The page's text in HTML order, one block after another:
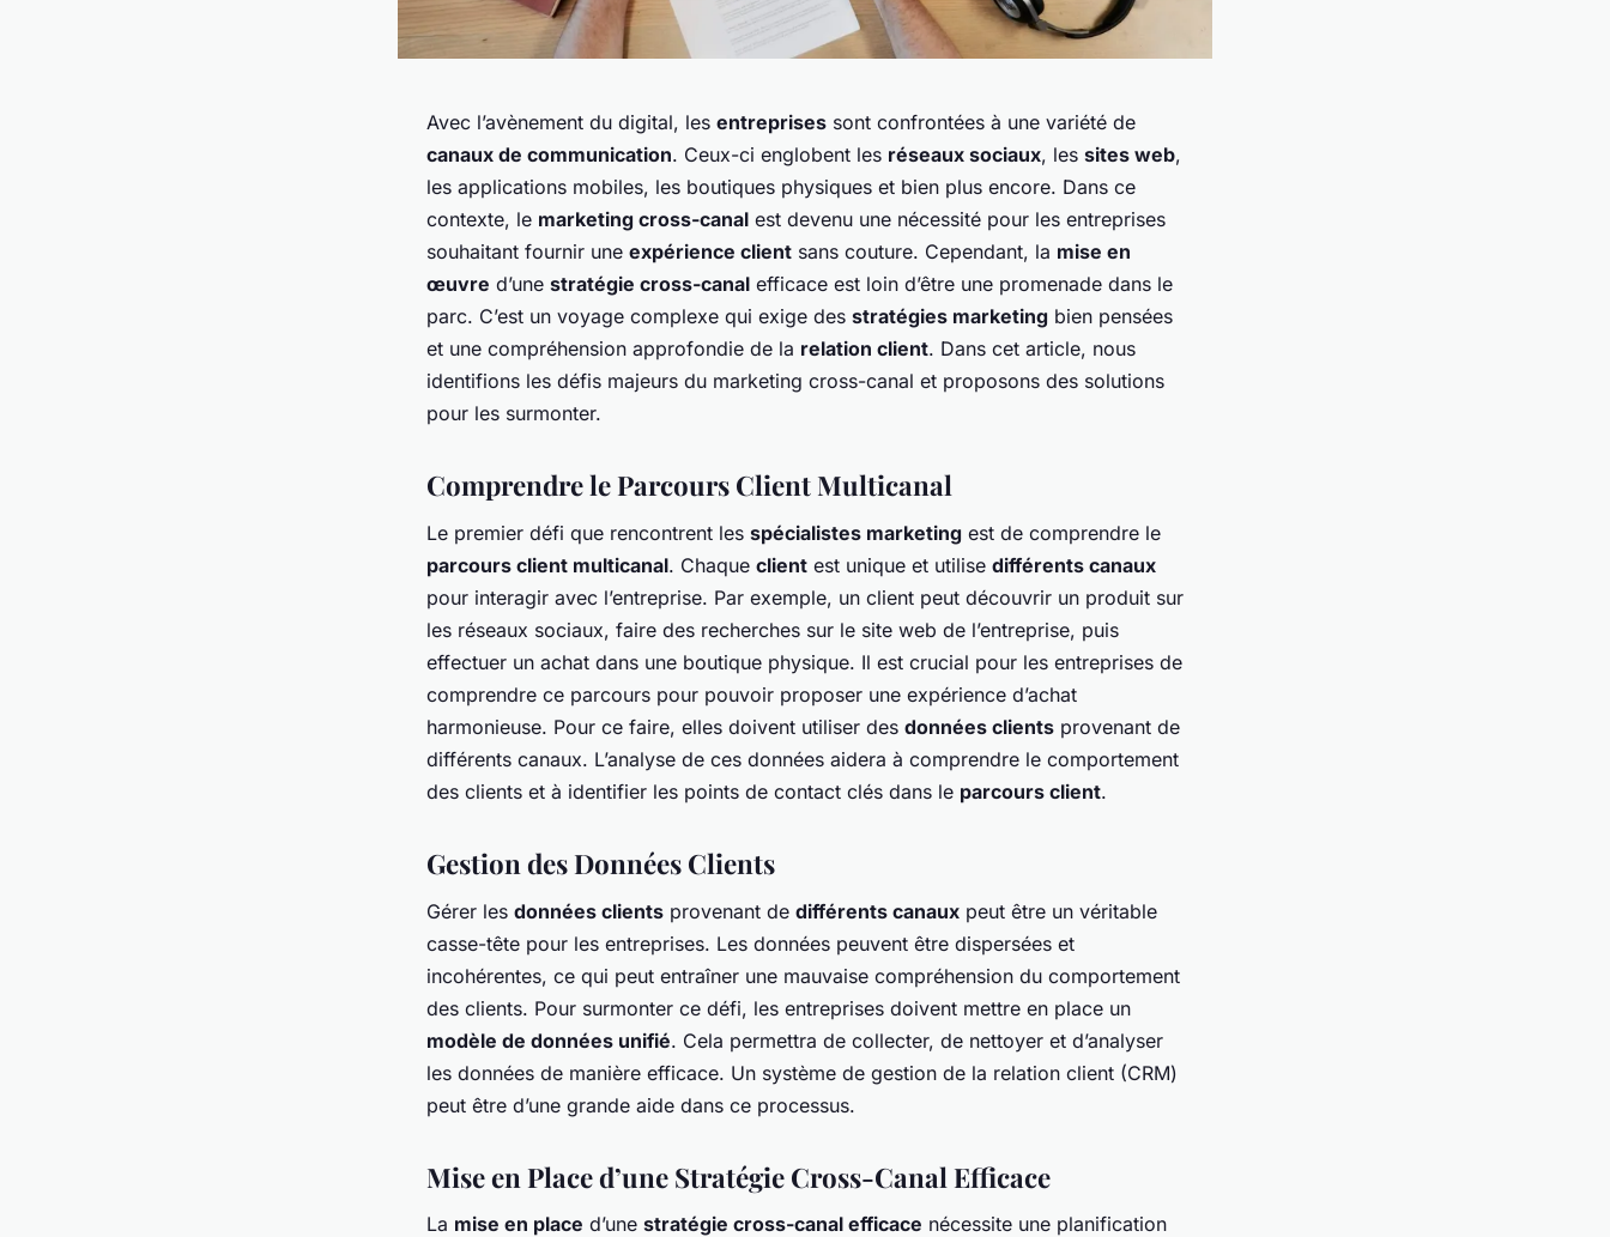
Avec l’avènement du digital, les entreprises sont confrontées à une variété de
canaux de communication. Ceux-ci englobent les réseaux sociaux, les sites web,
les applications mobiles, les boutiques physiques et bien plus encore. Dans ce
contexte, le marketing cross-canal est devenu une nécessité pour les entreprises
souhaitant fournir une expérience client sans couture. Cependant, la mise en
œuvre d’une stratégie cross-canal efficace est loin d’être une promenade dans le
parc. C’est un voyage complexe qui exige des stratégies marketing bien pensées
et une compréhension approfondie de la relation client. Dans cet article, nous
identifions les défis majeurs du marketing cross-canal et proposons des solutions
pour les surmonter.
Comprendre le Parcours Client Multicanal
Le premier défi que rencontrent les spécialistes marketing est de comprendre le
parcours client multicanal. Chaque client est unique et utilise différents canaux
pour interagir avec l’entreprise. Par exemple, un client peut découvrir un produit sur
les réseaux sociaux, faire des recherches sur le site web de l’entreprise, puis
effectuer un achat dans une boutique physique. Il est crucial pour les entreprises de
comprendre ce parcours pour pouvoir proposer une expérience d’achat
harmonieuse. Pour ce faire, elles doivent utiliser des données clients provenant de
différents canaux. L’analyse de ces données aidera à comprendre le comportement
des clients et à identifier les points de contact clés dans le parcours client.
Gestion des Données Clients
Gérer les données clients provenant de différents canaux peut être un véritable
casse-tête pour les entreprises. Les données peuvent être dispersées et
incohérentes, ce qui peut entraîner une mauvaise compréhension du comportement
des clients. Pour surmonter ce défi, les entreprises doivent mettre en place un
modèle de données unifié. Cela permettra de collecter, de nettoyer et d’analyser
les données de manière efficace. Un système de gestion de la relation client (CRM)
peut être d’une grande aide dans ce processus.
Mise en Place d’une Stratégie Cross-Canal Efficace
La mise en place d’une stratégie cross-canal efficace nécessite une planification